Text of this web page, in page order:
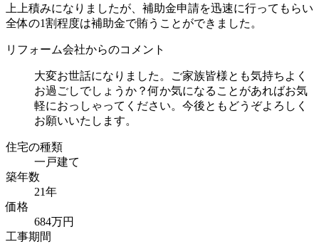
上上積みになりましたが、補助金申請を迅速に行ってもらい
全体の1割程度は補助金で賄うことができました。
リフォーム会社からのコメント
大変お世話になりました。ご家族皆様とも気持ちよく
お過ごしでしょうか？何か気になることがあればお気
軽におっしゃってください。今後ともどうぞよろしく
お願いいたします。
住宅の種類
一戸建て
築年数
21年
価格
684万円
工事期間